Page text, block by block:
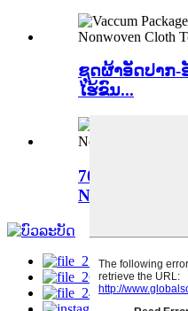
ຊຸດຜ້າອັດປາກ-
ໄຮ້ຂົນ...
70*140CM ໂຮ
Nonwoven